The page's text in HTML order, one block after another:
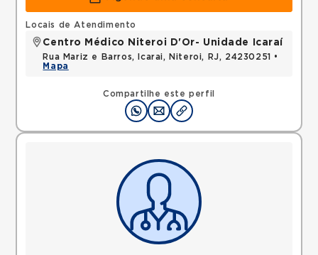
Compartilhe este perfil
Locais de Atendimento
Centro Médico Niteroi D'Or- Unidade Icaraí
Rua Mariz e Barros, Icarai, Niteroi, RJ, 24230251 •
Mapa